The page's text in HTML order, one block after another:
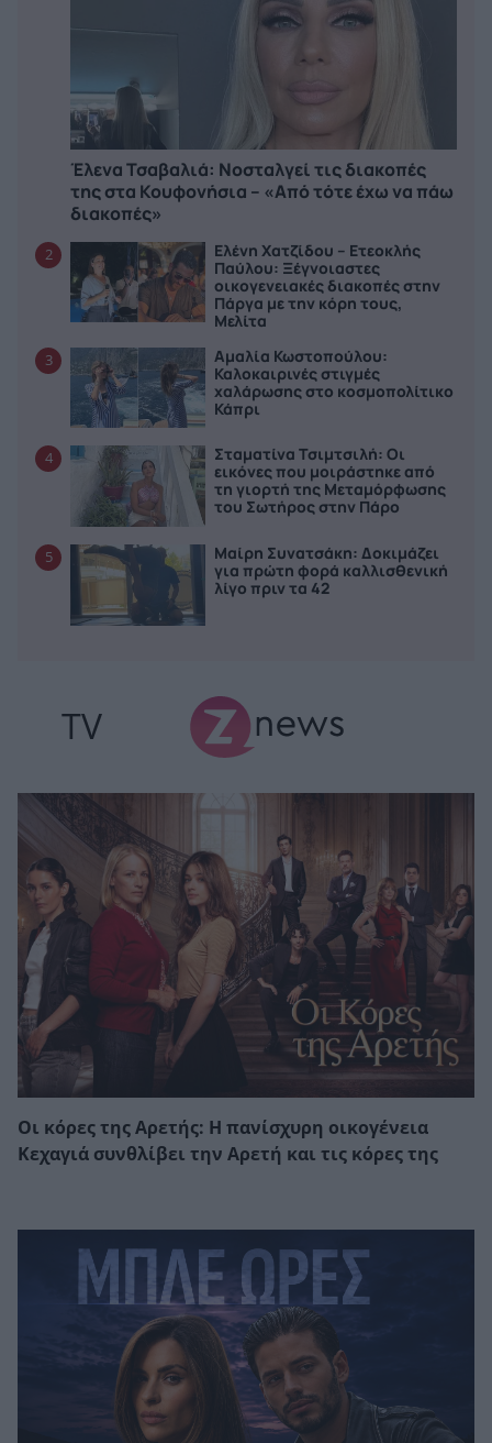
Έλενα Τσαβαλιά: Νοσταλγεί τις διακοπές
της στα Κουφονήσια – «Από τότε έχω να πάω
διακοπές»
2
Ελένη Χατζίδου – Ετεοκλής
Παύλου: Ξέγνοιαστες
οικογενειακές διακοπές στην
Πάργα με την κόρη τους,
Μελίτα
3
Αμαλία Κωστοπούλου:
Καλοκαιρινές στιγμές
χαλάρωσης στο κοσμοπολίτικο
Κάπρι
4
Σταματίνα Τσιμτσιλή: Οι
εικόνες που μοιράστηκε από
τη γιορτή της Μεταμόρφωσης
του Σωτήρος στην Πάρο
5
Μαίρη Συνατσάκη: Δοκιμάζει
για πρώτη φορά καλλισθενική
λίγο πριν τα 42
TV
Οι κόρες της Αρετής: Η πανίσχυρη οικογένεια
Κεχαγιά συνθλίβει την Αρετή και τις κόρες της